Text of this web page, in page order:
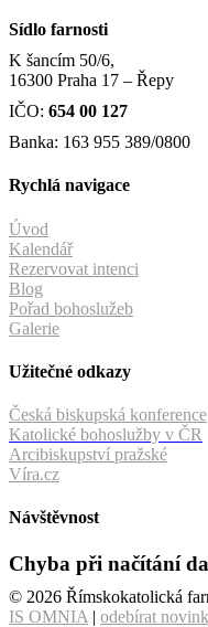
Sídlo farnosti
K šancím 50/6,
16300 Praha 17 – Řepy
IČO: 654 00 127
Banka: 163 955 389/0800
Rychlá navigace
Úvod
Kalendář
Rezervovat intenci
Blog
Pořad bohoslužeb
Galerie
Užitečné odkazy
Česká biskupská konference
Katolické bohoslužby v ČR
Arcibiskupství pražské
Víra.cz
Návštěvnost
Chyba při načítání
© 2026 Římskokatolická
IS OMNIA | odebírat